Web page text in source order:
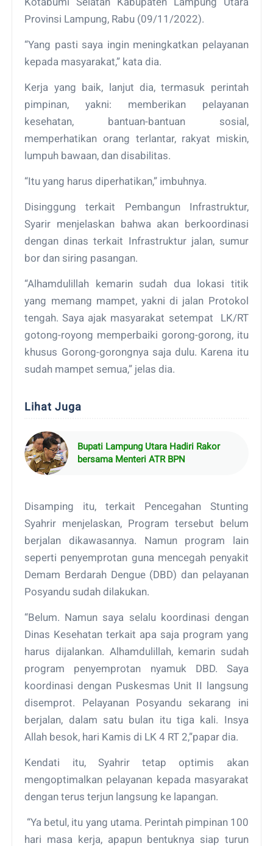
Provinsi Lampung, Rabu (09/11/2022).
“Yang pasti saya ingin meningkatkan pelayanan
kepada masyarakat,” kata dia.
Kerja yang baik, lanjut dia, termasuk perintah
pimpinan, yakni: memberikan pelayanan
kesehatan, bantuan-bantuan sosial,
memperhatikan orang terlantar, rakyat miskin,
lumpuh bawaan, dan disabilitas.
“Itu yang harus diperhatikan,” imbuhnya.
Disinggung terkait Pembangun Infrastruktur,
Syarir menjelaskan bahwa akan berkoordinasi
dengan dinas terkait Infrastruktur jalan, sumur
bor dan siring pasangan.
“Alhamdulillah kemarin sudah dua lokasi titik
yang memang mampet, yakni di jalan Protokol
tengah. Saya ajak masyarakat setempat LK/RT
gotong-royong memperbaiki gorong-gorong, itu
khusus Gorong-gorongnya saja dulu. Karena itu
sudah mampet semua,” jelas dia.
Lihat Juga
Bupati Lampung Utara Hadiri Rakor
bersama Menteri ATR BPN
Disamping itu, terkait Pencegahan Stunting
Syahrir menjelaskan, Program tersebut belum
berjalan dikawasannya. Namun program lain
seperti penyemprotan guna mencegah penyakit
Demam Berdarah Dengue (DBD) dan pelayanan
Posyandu sudah dilakukan.
“Belum. Namun saya selalu koordinasi dengan
Dinas Kesehatan terkait apa saja program yang
harus dijalankan. Alhamdulillah, kemarin sudah
program penyemprotan nyamuk DBD. Saya
koordinasi dengan Puskesmas Unit II langsung
disemprot. Pelayanan Posyandu sekarang ini
berjalan, dalam satu bulan itu tiga kali. Insya
Allah besok, hari Kamis di LK 4 RT 2,”papar dia.
Kendati itu, Syahrir tetap optimis akan
mengoptimalkan pelayanan kepada masyarakat
dengan terus terjun langsung ke lapangan.
“Ya betul, itu yang utama. Perintah pimpinan 100
hari masa kerja, apapun bentuknya siap turun